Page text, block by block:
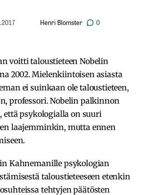
Henri Blomster 0
voitti taloustieteen Nobelin
2002. Mielenkiintoisen asiasta
ei suinkaan ole taloustieteen,
professori. Nobelin palkinnon
että psykologialla on suuri
laajemminkin, mutta ennen
Kahnemanille psykologian
taloustieteeseen etenkin
tehtyjen päätösten